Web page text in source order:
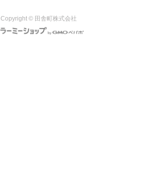
Copyright © 田舎町株式会社